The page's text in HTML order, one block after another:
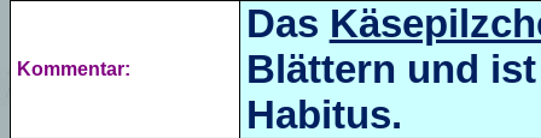
Kommentar:
Das
Blättern und
Habitus.